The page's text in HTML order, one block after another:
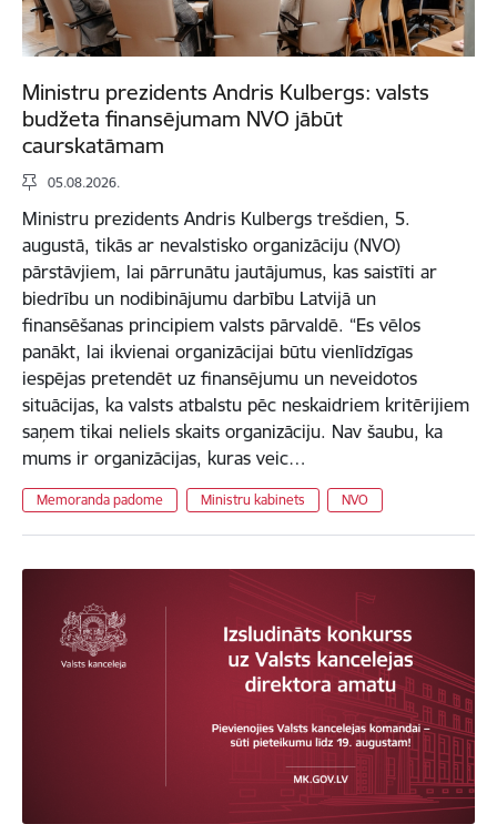
Ministru prezidents Andris Kulbergs: valsts
budžeta finansējumam NVO jābūt
caurskatāmam
05.08.2026.
Ministru prezidents Andris Kulbergs trešdien, 5.
augustā, tikās ar nevalstisko organizāciju (NVO)
pārstāvjiem, lai pārrunātu jautājumus, kas saistīti ar
biedrību un nodibinājumu darbību Latvijā un
finansēšanas principiem valsts pārvaldē. “Es vēlos
panākt, lai ikvienai organizācijai būtu vienlīdzīgas
iespējas pretendēt uz finansējumu un neveidotos
situācijas, ka valsts atbalstu pēc neskaidriem kritērijiem
saņem tikai neliels skaits organizāciju. Nav šaubu, ka
mums ir organizācijas, kuras veic…
Memoranda padome Ministru kabinets NVO